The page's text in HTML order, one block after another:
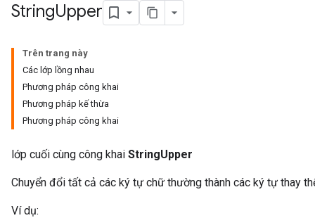
StringUpper
Trên trang này
Các lớp lồng nhau
Phương pháp công khai
Phương pháp kế thừa
Phương pháp công khai
lớp cuối cùng công khai StringUpper
Chuyển đổi tất cả các ký tự chữ thường thành các ký tự thay
Ví dụ: